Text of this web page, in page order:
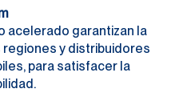
acelerado garantizan la
regiones y distribuidores
para satisfacer la